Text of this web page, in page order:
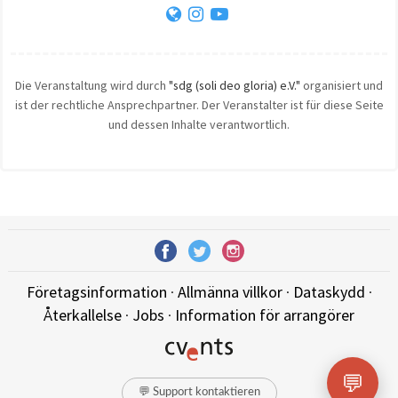
Die Veranstaltung wird durch "sdg (soli deo gloria) e.V." organisiert und
ist der rechtliche Ansprechpartner. Der Veranstalter ist für diese Seite
und dessen Inhalte verantwortlich.
Företagsinformation · Allmänna villkor· Dataskydd ·
Återkallelse · Jobs · Information för arrangörer
💬 Support kontaktieren 💬